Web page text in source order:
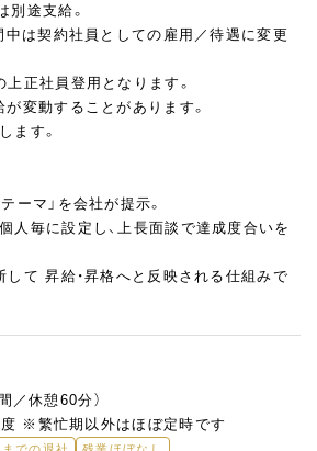
生産管理業務や、スタッフの育成・人員管
務をお任せします。
スイーツの研究にも取り組んでおり、新し
歓迎する職場です。
別途支給。
は契約社員としての雇用／待遇に変更
上正社員登用となります。
変動することがあります。
ます。
ーマ」を会社が提⽰。
⼈毎に設定し、上⻑⾯談で達成度合いを
て 昇給・昇格へと反映される仕組みで
／休憩60分）
※繁忙期以外はほぼ定時です
での退社 残業ほぼなし